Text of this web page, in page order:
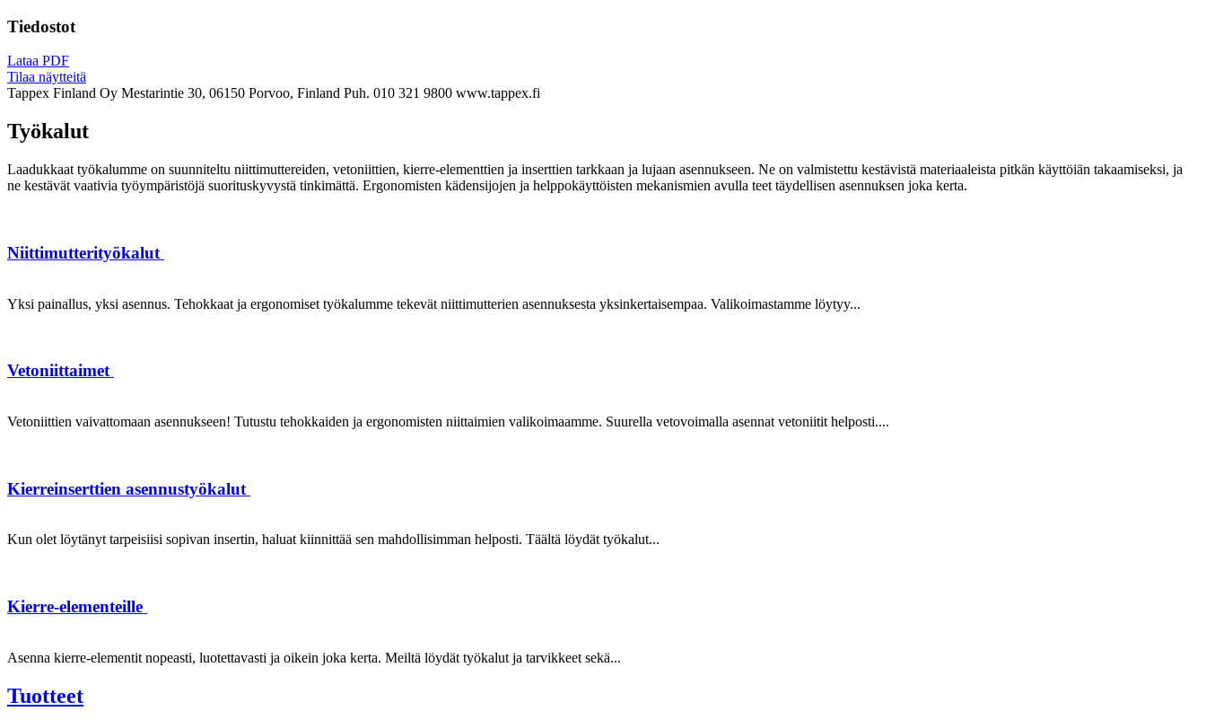
Tiedostot
Lataa PDF
Tilaa näytteitä
Tappex Finland Oy Mestarintie 30, 06150 Porvoo, Finland Puh. 010 321 9800 www.tappex.fi
Työkalut
Laadukkaat työkalumme on suunniteltu niittimuttereiden, vetoniittien, kierre-elementtien ja inserttien tarkkaan ja lujaan asennukseen. Ne on valmistettu kestävistä materiaaleista pitkän käyttöiän takaamiseksi, ja
ne kestävät vaativia työympäristöjä suorituskyvystä tinkimättä. Ergonomisten kädensijojen ja helppokäyttöisten mekanismien avulla teet täydellisen asennuksen joka kerta.
Niittimutterityökalut
Yksi painallus, yksi asennus. Tehokkaat ja ergonomiset työkalumme tekevät niittimutterien asennuksesta yksinkertaisempaa. Valikoimastamme löytyy...
Vetoniittaimet
Vetoniittien vaivattomaan asennukseen! Tutustu tehokkaiden ja ergonomisten niittaimien valikoimaamme. Suurella vetovoimalla asennat vetoniitit helposti....
Kierreinserttien asennustyökalut
Kun olet löytänyt tarpeisiisi sopivan insertin, haluat kiinnittää sen mahdollisimman helposti. Täältä löydät työkalut...
Kierre-elementeille
Asenna kierre-elementit nopeasti, luotettavasti ja oikein joka kerta. Meiltä löydät työkalut ja tarvikkeet sekä...
Tuotteet